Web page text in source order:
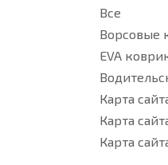
Все
Ворсовые
EVA
Карта
Карта
Карта